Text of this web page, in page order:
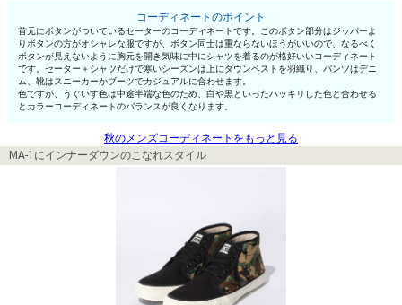
コーディネートのポイント
首元にボタンがついているセーターのコーディネートです。このボタン部分はジッパーよ
りボタンの方がオシャレな服ですが、ボタン同士は重ならないほうがいいので、なるべく
ボタンが見えないように胸元を開き気味に中にシャツを着るのが格好いいコーディネート
です。セーター＋シャツだけで寒いシーズンは上にダウンベストを羽織り、パンツはデニ
ム、靴はスニーカーかブーツでカジュアルに合わせます。
色ですが、うぐいす色は中途半端な色のため、白や黒といったハッキリした色と合わせる
とカラーコーディネートのバランスが良くなります。
秋のメンズコーディネートをもっと見る
MA-1にインナーダウンのこなれスタイル